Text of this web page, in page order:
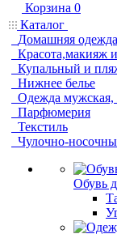
Корзина 0
Каталог
Домашняя одежда
Красота,макияж
Купальный и
Нижнее белье
Одежда мужская,
Парфюмерия
Текстиль
Чулочно-
Обувь